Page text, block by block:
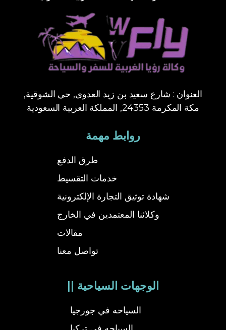
العنوان : شارع سعيد بن زيد العدوى, حي الشوقية,
مكة المكرمة 24353, المملكة العربية السعودية
روابط مهمة
طرق الدفع
خدمات التقسيط
شهادة توثيق التجارة الإلكترونية
وكلائنا المعتمدين في الخارج
مقالات
تواصل معنا
|| الوجهات السياحية
السياحه في جورجيا